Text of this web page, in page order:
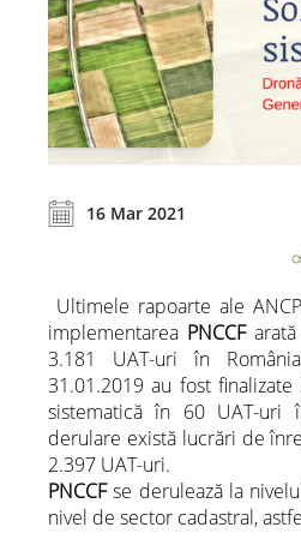
16 Mar 2021
Ultimele rapoarte ale
implementarea PNCCFarată
3.181 UAT-uri în
31.01.2019 au fost
sistematică în 60 UAT-uri
derulare există lucrări de
2.397 UAT-uri.
PNCCFse derulează la
nivel de sector cadastral,